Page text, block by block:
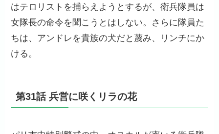
はテロリストを捕らえようとするが、衛兵隊員は
女隊長の命令を聞こうとはしない。さらに隊員た
ちは、アンドレを貴族の犬だと蔑み、リンチにか
ける。
第31話 兵営に咲くリラの花